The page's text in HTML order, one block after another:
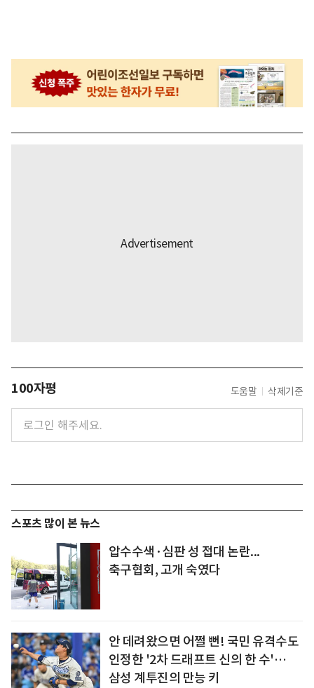
100자평 도움말 삭제기준
스포츠 많이 본 뉴스
압수수색·심판 성 접대 논란...
축구협회, 고개 숙였다
안 데려왔으면 어쩔 뻔! 국민 유격수도
인정한 '2차 드래프트 신의 한 수'…
삼성 계투진의 만능 키